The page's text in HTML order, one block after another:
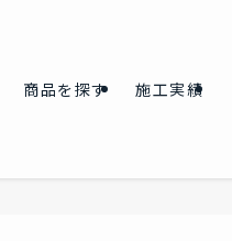
商品を探す 施工実績